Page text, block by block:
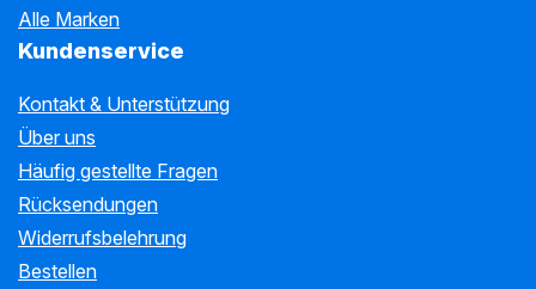
Alle Marken
Kundenservice
Kontakt & Unterstützung
Über uns
Häufig gestellte Fragen
Rücksendungen
Widerrufsbelehrung
Bestellen